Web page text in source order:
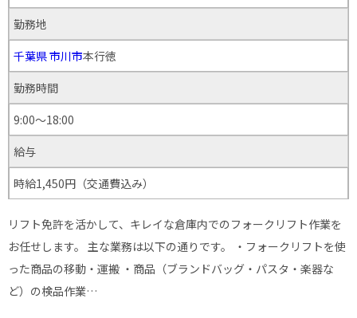
勤務地
千葉県市川市本行徳
勤務時間
9:00～18:00
給与
時給1,450円（交通費込み）
リフト免許を活かして、キレイな倉庫内でのフォークリフト作業を
お任せします。 主な業務は以下の通りです。 ・フォークリフトを使
った商品の移動・運搬 ・商品（ブランドバッグ・パスタ・楽器な
ど）の検品作業…